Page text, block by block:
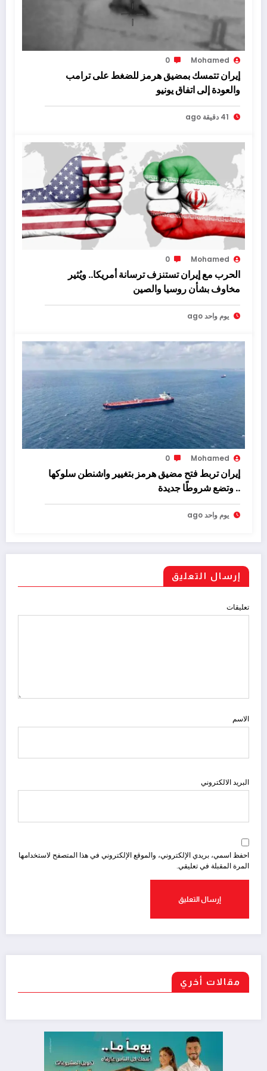
Mohamed
0
إيران تتمسك بمضيق هرمز للضغط على ترامب
والعودة إلى اتفاق يونيو
41 دقيقة ago
Mohamed
0
الحرب مع إيران تستنزف ترسانة أمريكا.. ويُثير
مخاوف بشأن روسيا والصين
يوم واحد ago
Mohamed
0
إيران تربط فتح مضيق هرمز بتغيير واشنطن سلوكها
.. وتضع شروطًا جديدة
يوم واحد ago
إرسال التعليق
تعليقات
الاسم
البريد الالكتروني
احفظ اسمي، بريدي الإلكتروني، والموقع الإلكتروني في هذا المتصفح لاستخدامها
المرة المقبلة في تعليقي.
مقالات أخري